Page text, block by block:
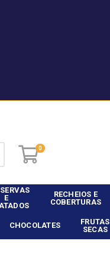
0
E
RECHEIOS E
COBERTURAS
CHOCOLATES
FRUTAS
SECAS